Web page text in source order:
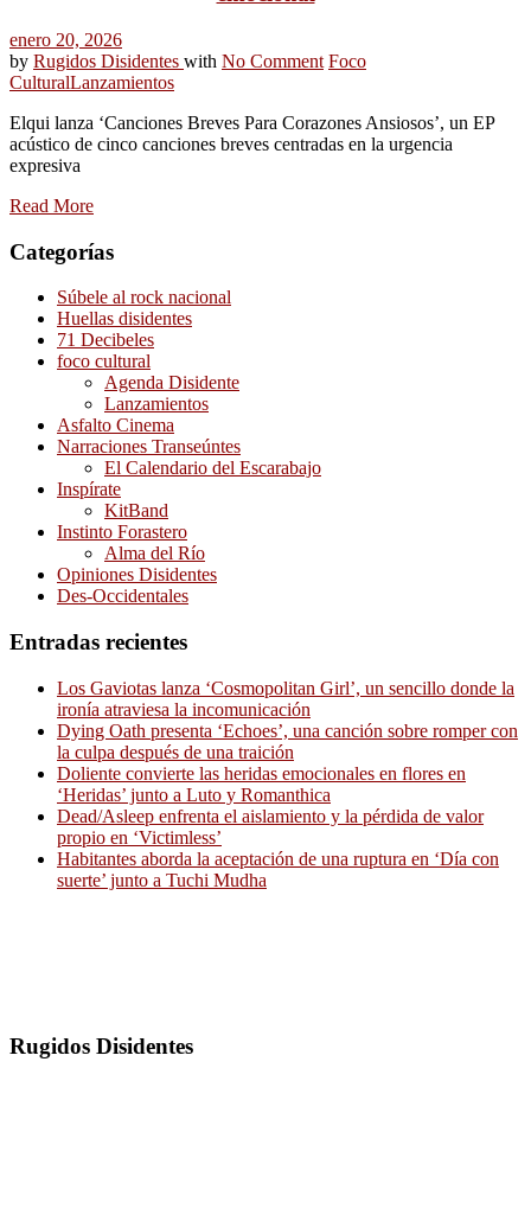
enero 20, 2026
by Rugidos Disidentes with No Comment Foco
CulturalLanzamientos
Elqui lanza ‘Canciones Breves Para Corazones Ansiosos’, un EP
acústico de cinco canciones breves centradas en la urgencia
expresiva
Read More
Categorías
Súbele al rock nacional
Huellas disidentes
71 Decibeles
foco cultural
Agenda Disidente
Lanzamientos
Asfalto Cinema
Narraciones Transeúntes
El Calendario del Escarabajo
Inspírate
KitBand
Instinto Forastero
Alma del Río
Opiniones Disidentes
Des-Occidentales
Entradas recientes
Los Gaviotas lanza ‘Cosmopolitan Girl’, un sencillo donde la
ironía atraviesa la incomunicación
Dying Oath presenta ‘Echoes’, una canción sobre romper con
la culpa después de una traición
Doliente convierte las heridas emocionales en flores en
‘Heridas’ junto a Luto y Romanthica
Dead/Asleep enfrenta el aislamiento y la pérdida de valor
propio en ‘Victimless’
Habitantes aborda la aceptación de una ruptura en ‘Día con
suerte’ junto a Tuchi Mudha
Rugidos Disidentes